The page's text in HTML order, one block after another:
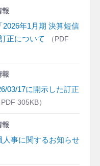
2026年1月期 決算短信
正について
03/17に開示した訂正
305KB
事に関するお知らせ